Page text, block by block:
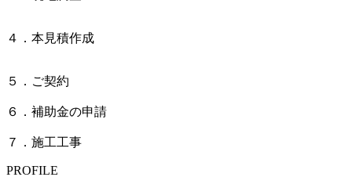
４．本見積作成
５．ご契約
６．補助金の申請
７．施工工事
PROFILE